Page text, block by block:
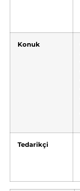
Konuk
Tedarikçi